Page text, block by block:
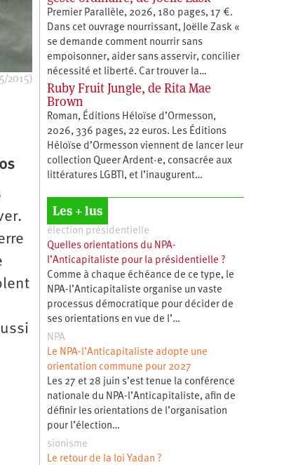
2015)
Premier Parallèle, 2026, 180 pages, 17 €.
Dans cet ouvrage nourrissant, Joëlle Zask «
se demande comment nourrir sans
empoisonner, aider sans asservir, concilier
nécessité et liberté. Car trouver la…
Ruby Fruit Jungle, de Rita Mae
Brown
Roman, Éditions Héloïse d’Ormesson,
2026, 336 pages, 22 euros. Les Éditions
Héloïse d’Ormesson viennent de lancer leur
collection Queer Ardent·e, consacrée aux
littératures LGBTI, et l’inaugurent…
Les + lus
élection présidentielle
Quelles orientations du NPA-
l’Anticapitaliste pour la présidentielle ?
Comme à chaque échéance de ce type, le
NPA-l’Anticapitaliste organise un vaste
processus démocratique pour décider de
ses orientations en vue de l’…
NPA
Le NPA-l’Anticapitaliste adopte une
orientation commune pour 2027
Les 27 et 28 juin s’est tenue la conférence
nationale du NPA-l’Anticapitaliste, afin de
définir les orientations de l’organisation
pour l’élection…
sionisme
Le retour de la loi Yadan ?